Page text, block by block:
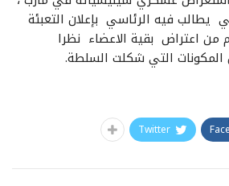
يطالب فيه الرئاسي بإعلان التعبئة
من اعتراض بقية الاعضاء نظرا
المكونات التي شكلت السلطة.
Twitter